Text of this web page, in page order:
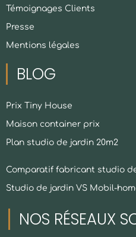
Témoignages Clients
Presse
Mentions légales
BLOG
Prix Tiny House
Maison container prix
Plan studio de jardin 20m2
Comparatif fabricant studio
Studio de jardin VS Mobil-
NOS RÉSEAUX